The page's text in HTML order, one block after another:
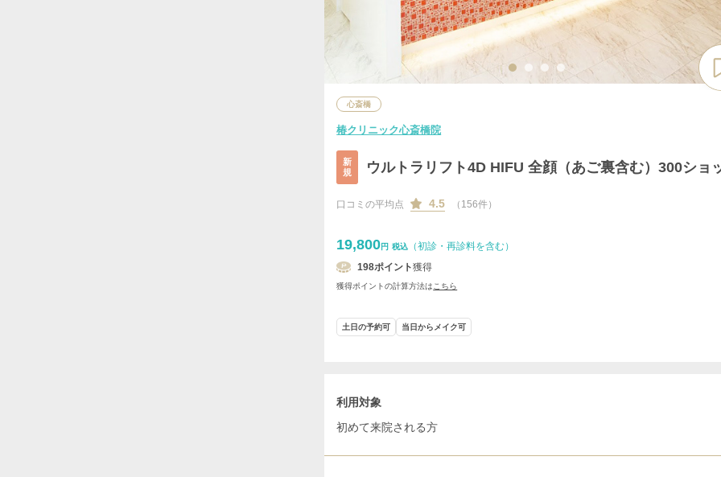
心斎橋
椿クリニック心斎橋院
新
規
ウルトラリフト4D HIFU 全顔（あご裏含む）300ショ
口コミの平均点 4.5 （156件）
19,800円 税込
（初診・再診料を含む）
198ポイント獲得
獲得ポイントの計算方法はこちら
土日の予約可 当日からメイク可
利用対象
初めて来院される方